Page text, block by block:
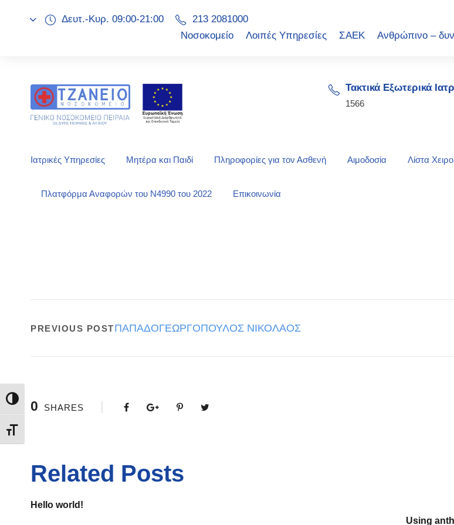
Εναλλαγή Υψηλής Αντίθεσης
Εναλλαγή Μεγέθους Γραμμάτων
Δευτ.-Κυρ. 09:00-21:00
213 2081000
Νοσοκομείο
Λοιπές Υπηρεσίες ΣΑΕΚ Ανθρώπινο –
Τακτικά Εξωτερικά
1566
Ιατρικές Υπηρεσίες Μητέρα και Παιδί Πληροφορίες για τον Ασθενή Αιμοδοσία Λίστα
Πλατφόρμα Αναφορών του Ν4990 του 2022 Επικοινωνία
PREVIOUS POSTΠΑΠΑΔΟΓΕΩΡΓΟΠΟΥΛΟΣ ΝΙΚΟΛΑΟΣ
0 SHARES
Related Posts
Hello world!
Using